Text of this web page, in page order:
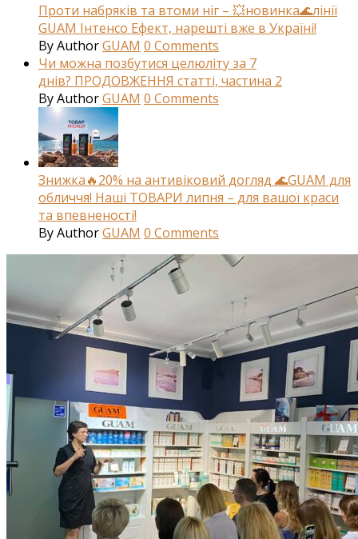
Проти набряків та втоми ніг – 💥новинка🌊лінії
GUAM Інтенсо Ефект, нарешті вже в Україні!
ByAuthorGUAM 0 Comments
Чи можна позбутися целюліту за 7
днів? ПРОДОВЖЕННЯ статті, частина 2
ByAuthorGUAM 0 Comments
Знижка🔥20% на антивіковий догляд 🌊GUAM для
обличчя! Наші ТОВАРИ липня – для вашої краси
та впевненості!
ByAuthorGUAM 0 Comments